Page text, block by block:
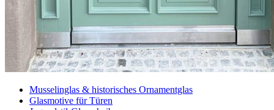
Musselinglas & historisches Ornamentglas
Glasmotive für Türen